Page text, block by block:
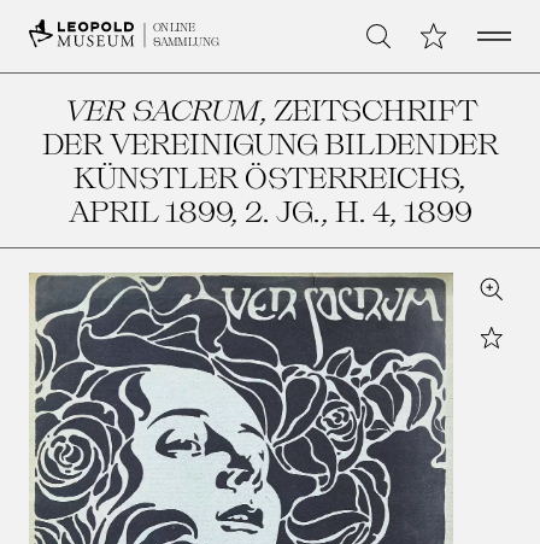
ONLINE
SAMMLUNG
Suche Meine Open
VER SACRUM, ZEITSCHRIFT
DER VEREINIGUNG BILDENDER
KÜNSTLER ÖSTERREICHS,
APRIL 1899, 2. JG., H. 4, 1899
Zoom
Star